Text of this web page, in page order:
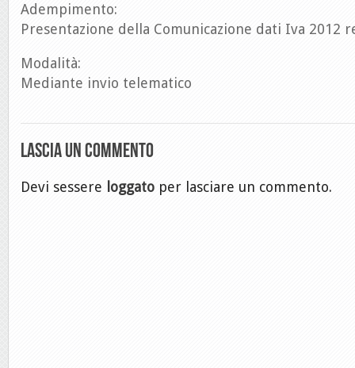
Adempimento:
Presentazione della Comunicazione dati Iva 2012
Modalità:
Mediante invio telematico
Lascia un commento
Devi sessere loggato per lasciare un commento.